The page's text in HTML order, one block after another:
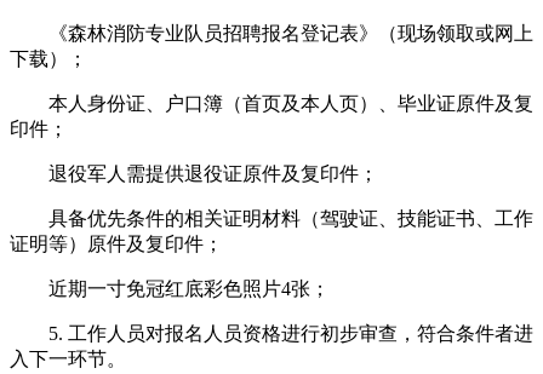
《森林消防专业队员招聘报名登记表》（现场领取或网上
下载）；
本人身份证、户口簿（首页及本人页）、毕业证原件及复
印件；
退役军人需提供退役证原件及复印件；
具备优先条件的相关证明材料（驾驶证、技能证书、工作
证明等）原件及复印件；
近期一寸免冠红底彩色照片4张；
5. 工作人员对报名人员资格进行初步审查，符合条件者进
入下一环节。